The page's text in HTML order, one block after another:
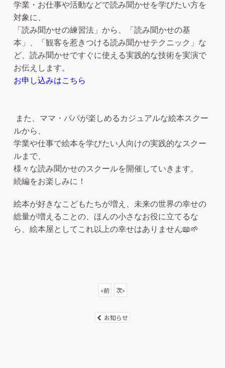
学業・お仕事や活動などで読み聞かせを学びたい方を
対象に、
「読み聞かせの練習法」から、「読み聞かせの基
本」、「観客を惹きつける読み聞かせテクニック」な
ど、読み聞かせですぐに使える実践的な技術を実演で
お伝えします。
お申し込みはこちら
また、ママ・パパが楽しめるカジュアルな絵本スクー
ルから、
学業や仕事で絵本を学びたい人向けの実践的なスクー
ルまで、
様々な読み聞かせのスクールを開催していきます。
続編をお楽しみに！
絵本が好きなこどもたちが増え、未来の世界の幸せの
総量が増えることの、ほんの小さなお役に立てるな
ら、絵本屋としてこれ以上の幸せはありません📖🌱
«前 次»
お知らせ